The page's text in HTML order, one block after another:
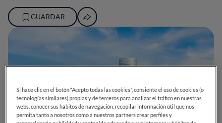
GUARDAR
Si hace clic en el botón “Acepto todas las cookies”, consiente el uso de cookies (o
tecnologías similares) propias y de terceros para analizar el tráfico en nuestras
webs, conocer sus hábitos de navegación, recopilar información útil que nos
permita tanto a nosotros como a nuestros partners crear perfiles y